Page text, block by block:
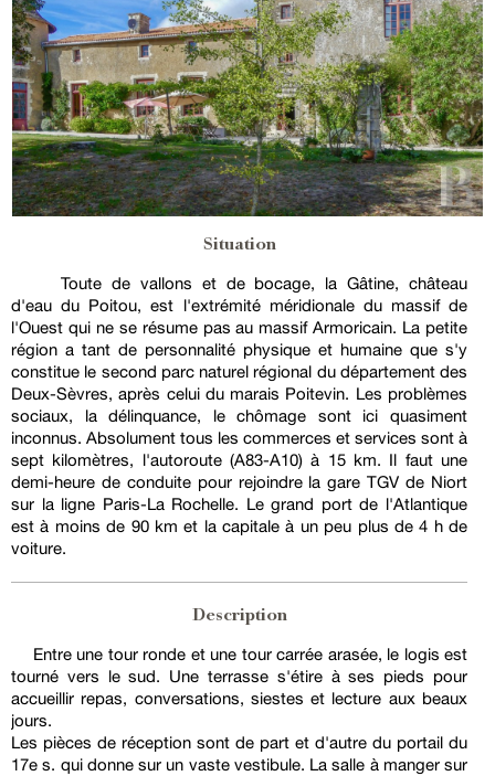
Situation
Toute de vallons et de bocage, la Gâtine, château
d'eau du Poitou, est l'extrémité méridionale du massif de
l'Ouest qui ne se résume pas au massif Armoricain. La petite
région a tant de personnalité physique et humaine que s'y
constitue le second parc naturel régional du département des
Deux-Sèvres, après celui du marais Poitevin. Les problèmes
sociaux, la délinquance, le chômage sont ici quasiment
inconnus. Absolument tous les commerces et services sont à
sept kilomètres, l'autoroute (A83-A10) à 15 km. Il faut une
demi-heure de conduite pour rejoindre la gare TGV de Niort
sur la ligne Paris-La Rochelle. Le grand port de l'Atlantique
est à moins de 90 km et la capitale à un peu plus de 4 h de
voiture.
Description
Entre une tour ronde et une tour carrée arasée, le logis est
tourné vers le sud. Une terrasse s'étire à ses pieds pour
accueillir repas, conversations, siestes et lecture aux beaux
jours.
Les pièces de réception sont de part et d'autre du portail du
17e s. qui donne sur un vaste vestibule. La salle à manger sur